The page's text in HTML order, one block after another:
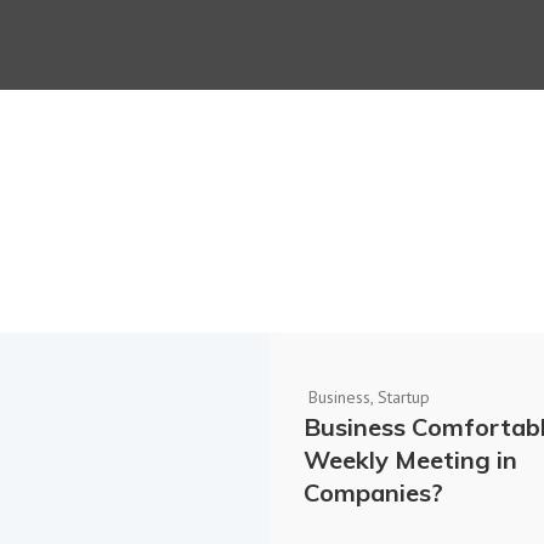
Business Startup
Business
Weekly Meeting in
Companies?